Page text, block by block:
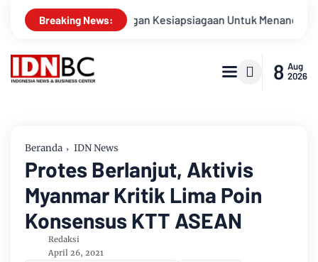
Breaking News:
Gabungan Kesiapsiagaan Untuk Menanggulangi Bencana
8 Aug
2026
Beranda IDN News
Protes Berlanjut, Aktivis
Myanmar Kritik Lima Poin
Konsensus KTT ASEAN
Redaksi
April 26, 2021